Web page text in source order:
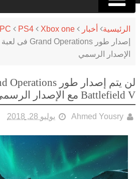
الرئيسية أخبار PC PS4 Xbox one
الإصدار الرسمي
Battlefield V مع الإصدار الرسمي
Ahmed Yousry يوليو 28, 2018